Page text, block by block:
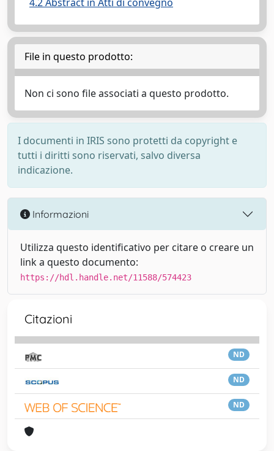
File in questo prodotto:
Non ci sono file associati a questo prodotto.
I documenti in IRIS sono protetti da copyright e
tutti i diritti sono riservati, salvo diversa
indicazione.
Informazioni
Utilizza questo identificativo per citare o creare un
link a questo documento:
https://hdl.handle.net/11588/574423
Citazioni
ND
ND
ND